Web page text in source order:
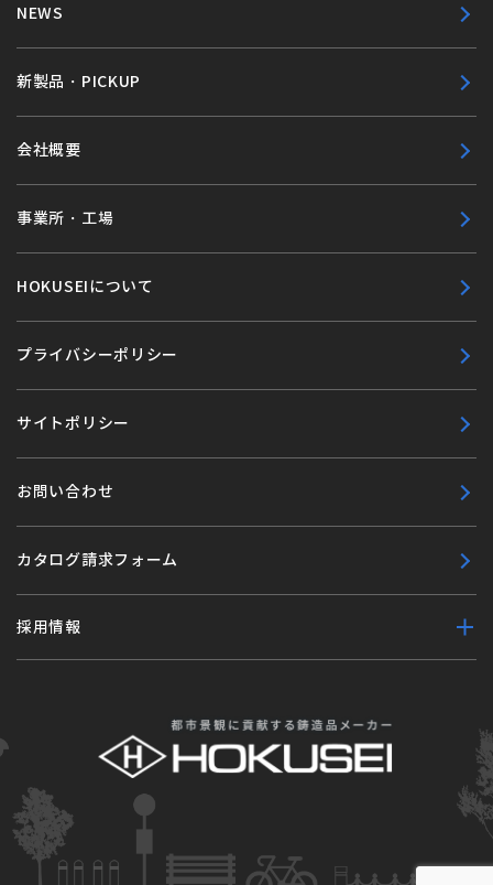
NEWS
新製品・PICKUP
会社概要
事業所・工場
HOKUSEIについて
プライバシーポリシー
サイトポリシー
お問い合わせ
カタログ請求フォーム
採用情報